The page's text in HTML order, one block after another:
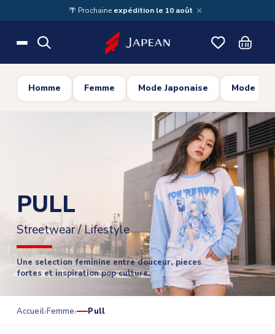
Skip to main content🌴 Prochaine expédition le 10 août ×
Homme Femme Mode Japonaise Mode
PULL
Streetwear / Lifestyle
Une selection feminine entre douceur, pieces
fortes et inspiration pop culture.
Accueil Femme Pull